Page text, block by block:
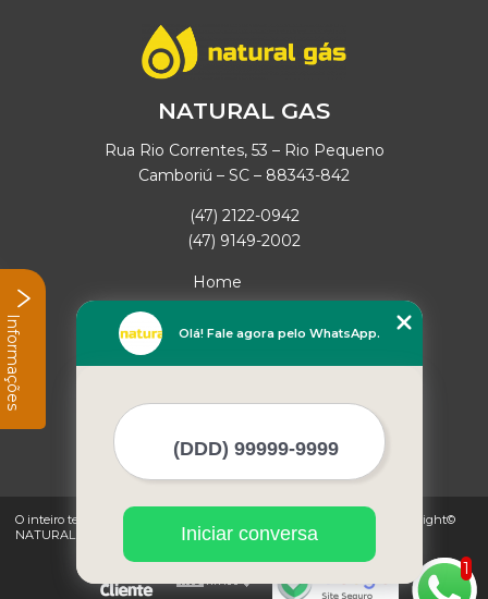
NATURAL GAS
Rua Rio Correntes, 53 – Rio Pequeno
Camboriú – SC – 88343-842
(47) 2122-0942
(47) 9149-2002
Home
Empresa
Missão
Mapa do site
O inteiro teor deste site está sujeito à proteção de direitos autorais. Copyright©
NATURAL GAS (Lei 9610 de 19/02/1998)
1
Olá! Fale agora pelo WhatsApp.
Iniciar conversa
Informações